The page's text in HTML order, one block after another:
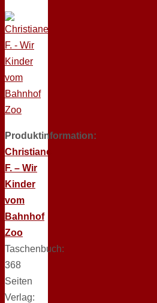
Produktinformation:
Christiane
F. – Wir
Kinder
vom
Bahnhof
Zoo
Taschenbuch:
368
Seiten
Verlag: